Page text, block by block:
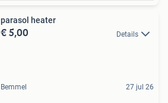
parasol heater
€ 5,00 Details
Bemmel 27 jul 26